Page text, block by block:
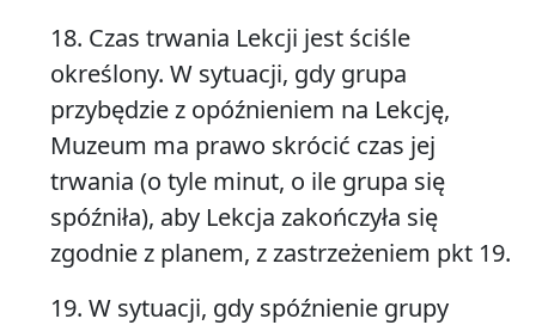
18. Czas trwania Lekcji jest ściśle
określony. W sytuacji, gdy grupa
przybędzie z opóźnieniem na Lekcję,
Muzeum ma prawo skrócić czas jej
trwania (o tyle minut, o ile grupa się
spóźniła), aby Lekcja zakończyła się
zgodnie z planem, z zastrzeżeniem pkt 19.
19. W sytuacji, gdy spóźnienie grupy